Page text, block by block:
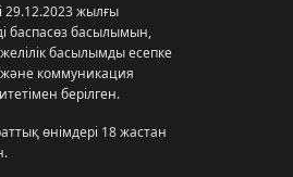
29.12.2023 жылғы
баспасөз басылымын,
басылымды есепке
және коммуникация
берілген.
өнімдері 18 жастан